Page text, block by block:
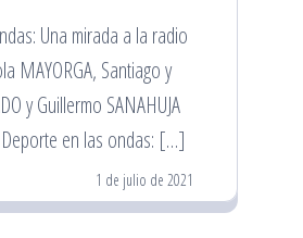
Una mirada a la radio
MAYORGA, Santiago y
y Guillermo SANAHUJA
Deporte en las ondas: […]
1 de julio de 2021